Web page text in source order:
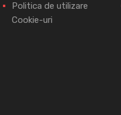
Politica de utilizare
Cookie-uri